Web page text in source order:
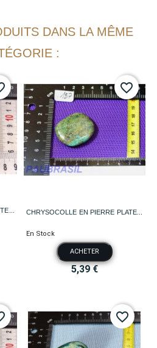
DANS LA MÊME
:
CHRYSOCOLLE EN PIERRE PLATE...
En Stock
ACHETER
5,39 €
favorite_border
favorite_border